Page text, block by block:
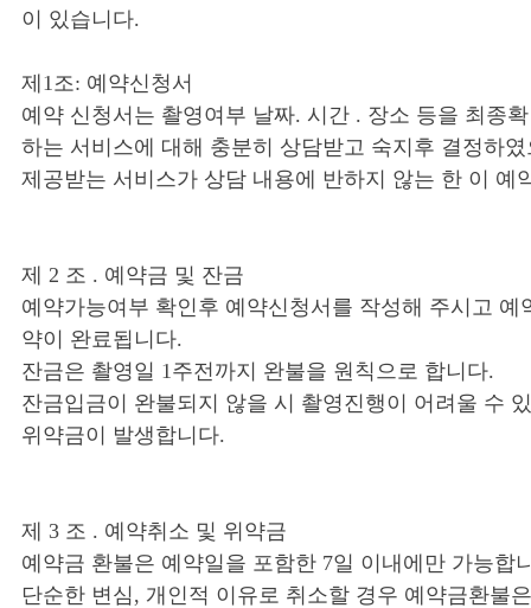
이 있습니다.
제1조: 예약신청서
예약 신청서는 촬영여부 날짜. 시간 . 장소 등을 최종
하는 서비스에 대해 충분히 상담받고 숙지후 결정하
제공받는 서비스가 상담 내용에 반하지 않는 한 이 예
제 2 조 . 예약금 및 잔금
예약가능여부 확인후 예약신청서를 작성해 주시고 예
약이 완료됩니다.
잔금은 촬영일 1주전까지 완불을 원칙으로 합니다.
잔금입금이 완불되지 않을 시 촬영진행이 어려울 수
위약금이 발생합니다.
제 3 조 . 예약취소 및 위약금
예약금 환불은 예약일을 포함한 7일 이내에만 가능합
단순한 변심, 개인적 이유로 취소할 경우 예약금환불